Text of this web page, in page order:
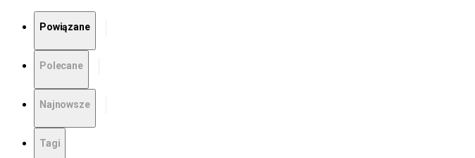
Powiązane
Polecane
Najnowsze
Tagi